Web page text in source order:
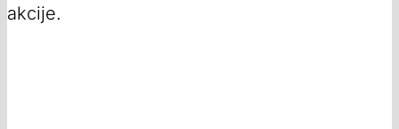
akcije.